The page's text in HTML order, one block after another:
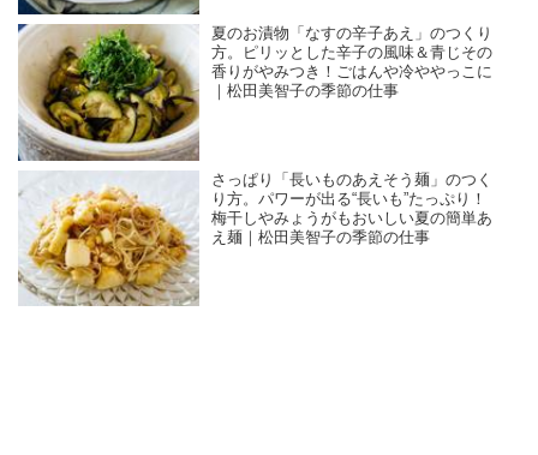
夏のお漬物「なすの辛子あえ」のつくり
方。ピリッとした辛子の風味＆青じその
香りがやみつき！ごはんや冷ややっこに
｜松田美智子の季節の仕事
さっぱり「長いものあえそう麺」のつく
り方。パワーが出る“長いも”たっぷり！
梅干しやみょうがもおいしい夏の簡単あ
え麺｜松田美智子の季節の仕事